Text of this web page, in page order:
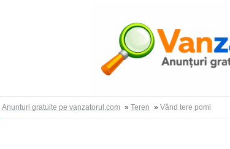
Anunturi gratuite pe vanzatorul.com » Teren » Vând tere pomi